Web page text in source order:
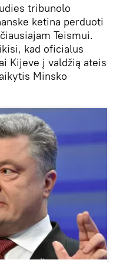
tribunolo
ketina perduoti
Teismui.
kad oficialus
Kijeve į valdžią ateis
Minsko